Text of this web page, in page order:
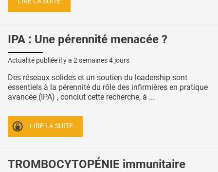
IPA : Une pérennité menacée ?
Actualité publiée il y a 2 semaines 4 jours
Des réseaux solides et un soutien du leadership sont
essentiels à la pérennité du rôle des infirmières en pratique
avancée (IPA) , conclut cette recherche, à ...
LIRE LA SUITE
TROMBOCYTOPÉNIE immunitaire